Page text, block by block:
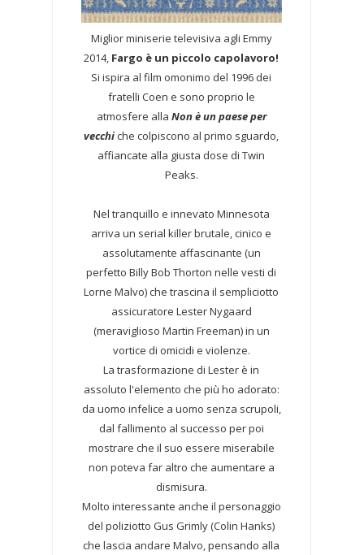
Miglior miniserie televisiva agli Emmy
2014, Fargo è un piccolo capolavoro!
Si ispira al film omonimo del 1996 dei
fratelli Coen e sono proprio le
atmosfere alla Non è un paese per
vecchiche colpiscono al primo sguardo,
affiancate alla giusta dose di Twin
Peaks.
Nel tranquillo e innevato Minnesota
arriva un serial killer brutale, cinico e
assolutamente affascinante (un
perfetto Billy Bob Thorton nelle vesti di
Lorne Malvo) che trascina il sempliciotto
assicuratore Lester Nygaard
(meraviglioso Martin Freeman) in un
vortice di omicidi e violenze.
La trasformazione di Lester è in
assoluto l'elemento che più ho adorato:
da uomo infelice a uomo senza scrupoli,
dal fallimento al successo per poi
mostrare che il suo essere miserabile
non poteva far altro che aumentare a
dismisura.
Molto interessante anche il personaggio
del poliziotto Gus Grimly (Colin Hanks)
che lascia andare Malvo, pensando alla